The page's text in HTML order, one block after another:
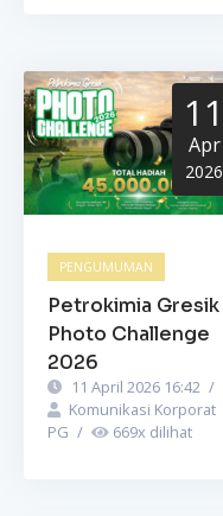
11
Apr
2026
PENGUMUMAN
Petrokimia Gresik
Photo Challenge
2026
11 April 2026 16:42 /
Komunikasi Korporat
PG / 669x dilihat